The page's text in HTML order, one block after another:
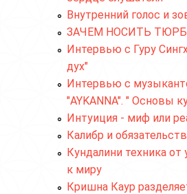
Внутренний голос и
ЗАЧЕМ НОСИТЬ
Интервью с Гуру
дух"
Интервью с
"AYKANNA". " Основы
Интуиция - миф или
Калибр и
Кундалини техника от
к миру
Кришна Каур